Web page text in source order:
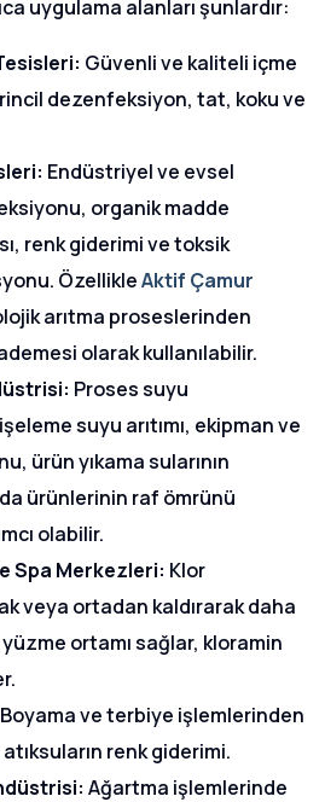
uygulama alanları şunlardır:
Güvenli ve kaliteli içme
dezenfeksiyon, tat, koku ve
Endüstriyel ve evsel
organik madde
renk giderimi ve toksik
ÖzellikleAktif Çamur
arıtma proseslerinden
olarak kullanılabilir.
Proses suyu
suyu arıtımı, ekipman ve
ürün yıkama sularının
ürünlerinin raf ömrünü
olabilir.
Spa Merkezleri: Klor
veya ortadan kaldırarak daha
ortamı sağlar, kloramin
Boyama ve terbiye işlemlerinden
renk giderimi.
Ağartma işlemlerinde